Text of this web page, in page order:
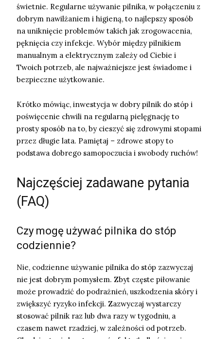
świetnie. Regularne używanie pilnika, w połączeniu z
dobrym nawilżaniem i higieną, to najlepszy sposób
na uniknięcie problemów takich jak zrogowacenia,
pęknięcia czy infekcje. Wybór między pilnikiem
manualnym a elektrycznym zależy od Ciebie i
Twoich potrzeb, ale najważniejsze jest świadome i
bezpieczne użytkowanie.
Krótko mówiąc, inwestycja w dobry pilnik do stóp i
poświęcenie chwili na regularną pielęgnację to
prosty sposób na to, by cieszyć się zdrowymi stopami
przez długie lata. Pamiętaj – zdrowe stopy to
podstawa dobrego samopoczucia i swobody ruchów!
Najczęściej zadawane pytania
(FAQ)
Czy mogę używać pilnika do stóp
codziennie?
Nie, codzienne używanie pilnika do stóp zazwyczaj
nie jest dobrym pomysłem. Zbyt częste piłowanie
może prowadzić do podrażnień, uszkodzenia skóry i
zwiększyć ryzyko infekcji. Zazwyczaj wystarczy
stosować pilnik raz lub dwa razy w tygodniu, a
czasem nawet rzadziej, w zależności od potrzeb.